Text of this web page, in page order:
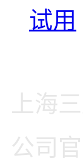
试用
上海
公司官